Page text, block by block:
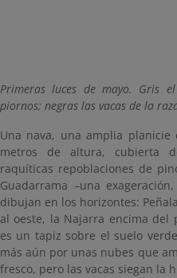
Primeras luces de mayo. Gris
piornos; negras las vacas de la
Una nava, una amplia planicie
metros de altura, cubierta
raquíticas repoblaciones de
Guadarrama –una
dibujan en los horizontes:
al oeste, la Najarra encima del
es un tapiz sobre el suelo
más aún por unas nubes que
fresco, pero las vacas siegan la